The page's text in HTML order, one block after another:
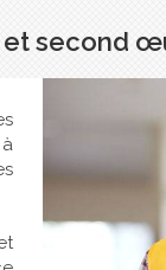
et second